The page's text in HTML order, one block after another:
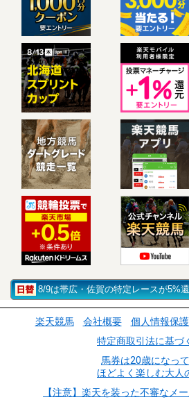
8/9は帯広・佐賀の特定レースが5%
楽天競馬 会社概要 個人情報保
特定商取引法に基づ
馬券は20歳になっ
ほどよく楽しむ大人
【注意】楽天を装った不審なメ